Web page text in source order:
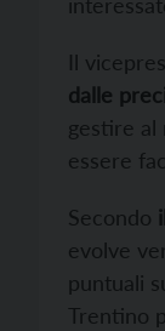
Il
dalle
gestire al
essere
Secondo
evolve
puntuali
Trentino